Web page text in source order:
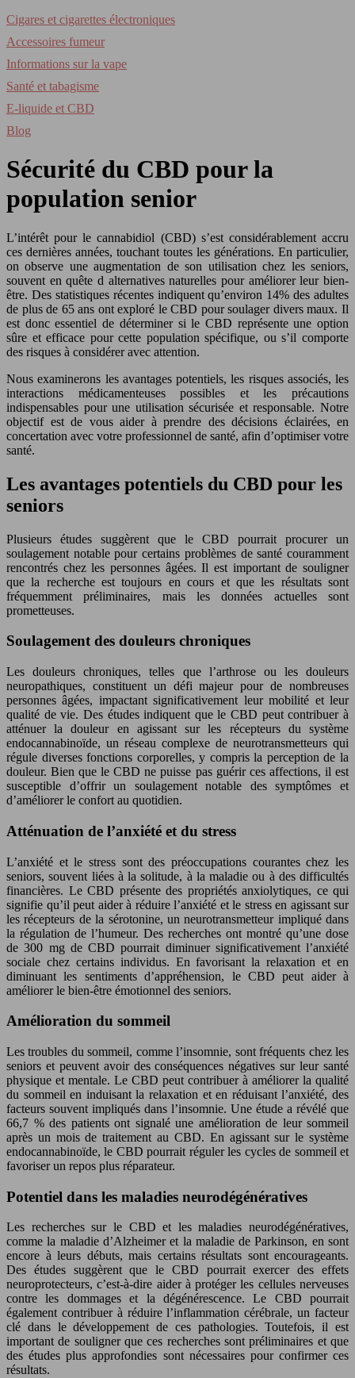
Cigares et cigarettes électroniques
Accessoires fumeur
Informations sur la vape
Santé et tabagisme
E-liquide et CBD
Blog
Sécurité du CBD pour la
population senior
L’intérêt pour le cannabidiol (CBD) s’est considérablement accru
ces dernières années, touchant toutes les générations. En particulier,
on observe une augmentation de son utilisation chez les seniors,
souvent en quête d alternatives naturelles pour améliorer leur bien-
être. Des statistiques récentes indiquent qu’environ 14% des adultes
de plus de 65 ans ont exploré le CBD pour soulager divers maux. Il
est donc essentiel de déterminer si le CBD représente une option
sûre et efficace pour cette population spécifique, ou s’il comporte
des risques à considérer avec attention.
Nous examinerons les avantages potentiels, les risques associés, les
interactions médicamenteuses possibles et les précautions
indispensables pour une utilisation sécurisée et responsable. Notre
objectif est de vous aider à prendre des décisions éclairées, en
concertation avec votre professionnel de santé, afin d’optimiser votre
santé.
Les avantages potentiels du CBD pour les
seniors
Plusieurs études suggèrent que le CBD pourrait procurer un
soulagement notable pour certains problèmes de santé couramment
rencontrés chez les personnes âgées. Il est important de souligner
que la recherche est toujours en cours et que les résultats sont
fréquemment préliminaires, mais les données actuelles sont
prometteuses.
Soulagement des douleurs chroniques
Les douleurs chroniques, telles que l’arthrose ou les douleurs
neuropathiques, constituent un défi majeur pour de nombreuses
personnes âgées, impactant significativement leur mobilité et leur
qualité de vie. Des études indiquent que le CBD peut contribuer à
atténuer la douleur en agissant sur les récepteurs du système
endocannabinoïde, un réseau complexe de neurotransmetteurs qui
régule diverses fonctions corporelles, y compris la perception de la
douleur. Bien que le CBD ne puisse pas guérir ces affections, il est
susceptible d’offrir un soulagement notable des symptômes et
d’améliorer le confort au quotidien.
Atténuation de l’anxiété et du stress
L’anxiété et le stress sont des préoccupations courantes chez les
seniors, souvent liées à la solitude, à la maladie ou à des difficultés
financières. Le CBD présente des propriétés anxiolytiques, ce qui
signifie qu’il peut aider à réduire l’anxiété et le stress en agissant sur
les récepteurs de la sérotonine, un neurotransmetteur impliqué dans
la régulation de l’humeur. Des recherches ont montré qu’une dose
de 300 mg de CBD pourrait diminuer significativement l’anxiété
sociale chez certains individus. En favorisant la relaxation et en
diminuant les sentiments d’appréhension, le CBD peut aider à
améliorer le bien-être émotionnel des seniors.
Amélioration du sommeil
Les troubles du sommeil, comme l’insomnie, sont fréquents chez les
seniors et peuvent avoir des conséquences négatives sur leur santé
physique et mentale. Le CBD peut contribuer à améliorer la qualité
du sommeil en induisant la relaxation et en réduisant l’anxiété, des
facteurs souvent impliqués dans l’insomnie. Une étude a révélé que
66,7 % des patients ont signalé une amélioration de leur sommeil
après un mois de traitement au CBD. En agissant sur le système
endocannabinoïde, le CBD pourrait réguler les cycles de sommeil et
favoriser un repos plus réparateur.
Potentiel dans les maladies neurodégénératives
Les recherches sur le CBD et les maladies neurodégénératives,
comme la maladie d’Alzheimer et la maladie de Parkinson, en sont
encore à leurs débuts, mais certains résultats sont encourageants.
Des études suggèrent que le CBD pourrait exercer des effets
neuroprotecteurs, c’est-à-dire aider à protéger les cellules nerveuses
contre les dommages et la dégénérescence. Le CBD pourrait
également contribuer à réduire l’inflammation cérébrale, un facteur
clé dans le développement de ces pathologies. Toutefois, il est
important de souligner que ces recherches sont préliminaires et que
des études plus approfondies sont nécessaires pour confirmer ces
résultats.